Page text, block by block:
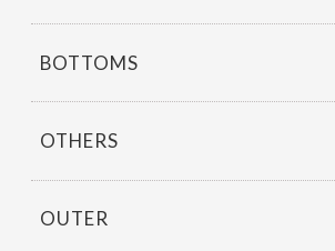
BOTTOMS
OTHERS
OUTER